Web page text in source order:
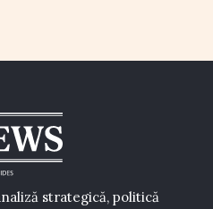
strategică, politică